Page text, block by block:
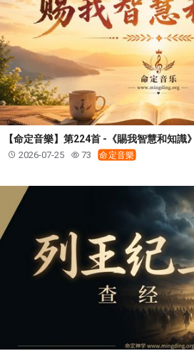
【命定音樂】第224首 -《賜我智慧和知識》
2026-07-25 73 命定音樂